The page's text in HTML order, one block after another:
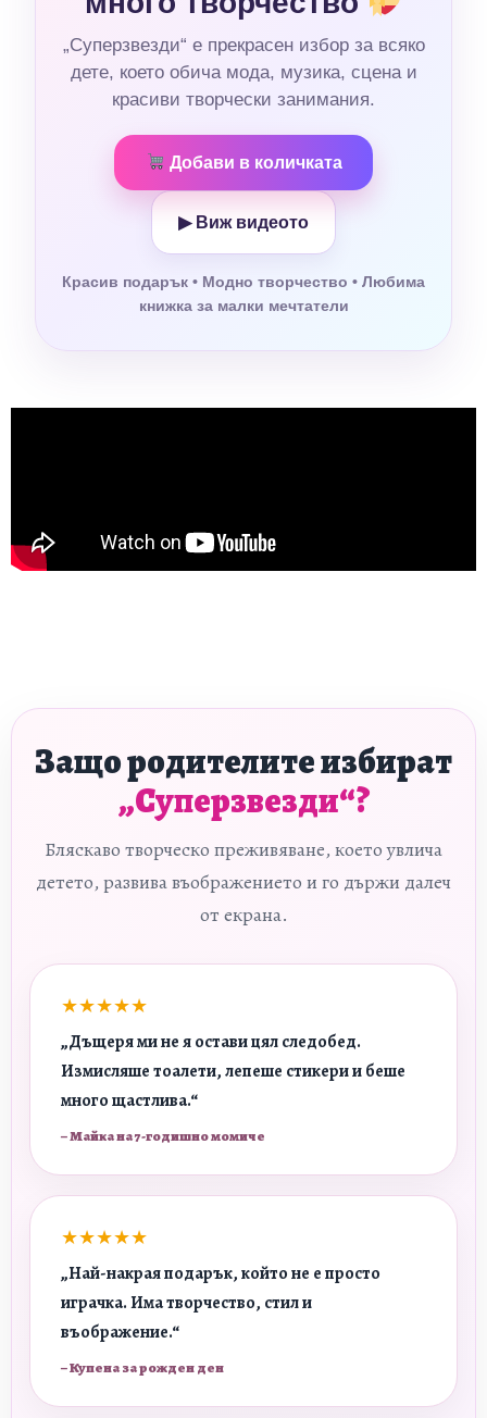
„Суперзвезди“ е прекрасен избор за всяко
дете, което обича мода, музика, сцена и
красиви творчески занимания.
Добави в количката
▶ Виж видеото
Красив подарък • Модно творчество • Любима
книжка за малки мечтатели
Защо родителите избират
„Суперзвезди“?
Бляскаво творческо преживяване, което увлича
детето, развива въображението и го държи далеч
от екрана.
★★★★★
„Дъщеря ми не я остави цял следобед.
Измисляше тоалети, лепеше стикери и беше
много щастлива.“
– Майка на 7-годишно момиче
★★★★★
„Най-накрая подарък, който не е просто
играчка. Има творчество, стил и
въображение.“
– Купена за рожден ден